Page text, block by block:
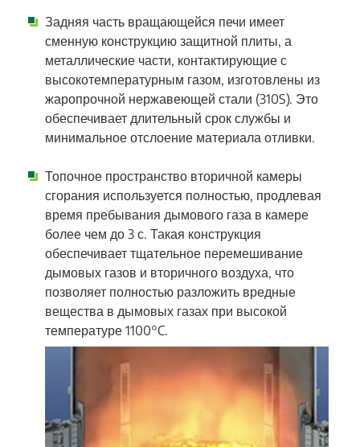
Задняя часть вращающейся печи имеет
сменную конструкцию защитной плиты, а
металлические части, контактирующие с
высокотемпературным газом, изготовлены из
жаропрочной нержавеющей стали (310S). Это
обеспечивает длительный срок службы и
минимальное отслоение материала отливки.
Топочное пространство вторичной камеры
сгорания используется полностью, продлевая
время пребывания дымового газа в камере
более чем до 3 с. Такая конструкция
обеспечивает тщательное перемешивание
дымовых газов и вторичного воздуха, что
позволяет полностью разложить вредные
вещества в дымовых газах при высокой
температуре 1100°C.